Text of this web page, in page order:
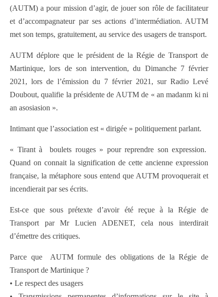
(AUTM) a pour mission d’agir, de jouer son rôle de facilitateur
et d’accompagnateur par ses actions d’intermédiation. AUTM
met son temps, gratuitement, au service des usagers de transport.
AUTM déplore que le président de la Régie de Transport de
Martinique, lors de son intervention, du Dimanche 7 février
2021, lors de l’émission du 7 février 2021, sur Radio Levé
Doubout, qualifie la présidente de AUTM de « an madanm ki ni
an asosiasion ».
Intimant que l’association est « dirigée » politiquement parlant.
« Tirant à boulets rouges » pour reprendre son expression.
Quand on connait la signification de cette ancienne expression
française, la métaphore sous entend que AUTM provoquerait et
incendierait par ses écrits.
Est-ce que sous prétexte d’avoir été reçue à la Régie de
Transport par Mr Lucien ADENET, cela nous interdirait
d’émettre des critiques.
Parce que AUTM formule des obligations de la Régie de
Transport de Martinique ?
• Le respect des usagers